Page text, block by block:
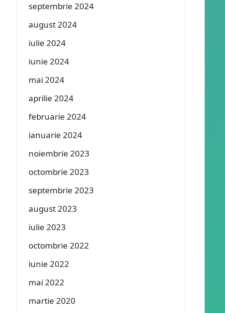
septembrie 2024
august 2024
iulie 2024
iunie 2024
mai 2024
aprilie 2024
februarie 2024
ianuarie 2024
noiembrie 2023
octombrie 2023
septembrie 2023
august 2023
iulie 2023
octombrie 2022
iunie 2022
mai 2022
martie 2020